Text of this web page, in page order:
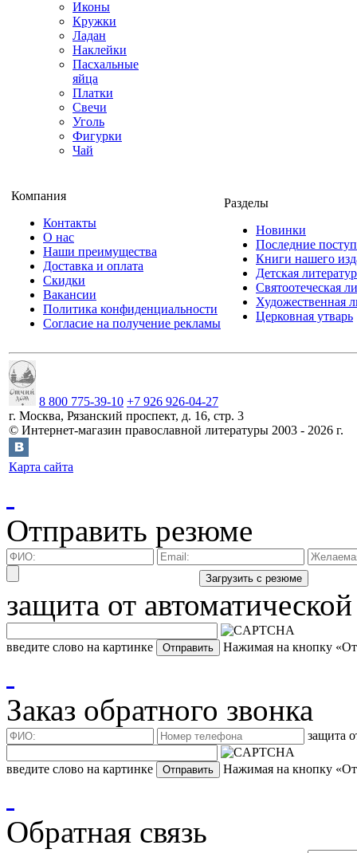
Иконы
Кружки
Ладан
Наклейки
Пасхальные
яйца
Платки
Свечи
Уголь
Фигурки
Чай
Компания
Контакты
О нас
Наши преимущества
Доставка и оплата
Скидки
Вакансии
Политика конфиденциальности
Согласие на получение рекламы
Разделы
Новинки
Последние
Книги нашего
Детская
Святоотеческая
Художественная
Церковная утварь
8 800 775-39-10 +7 926 926-04-27
г. Москва, Рязанский проспект, д. 16, стр. 3
© Интернет-магазин православной литературы 2003 - 2026 г.
Карта сайта
Отправить резюме
защита от
введите слово на картинке Нажимая на кнопку
Заказ обратного звонка
защита
введите слово на картинке Нажимая на кнопку
Обратная связь